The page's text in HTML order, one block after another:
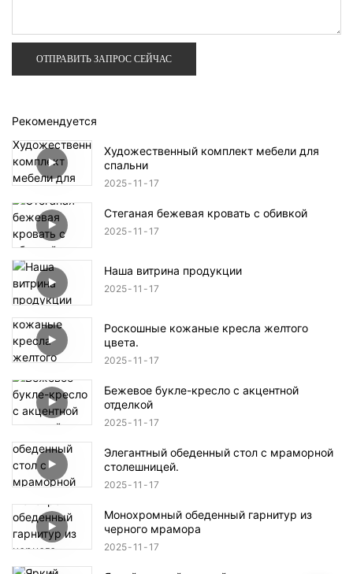
ОТПРАВИТЬ ЗАПРОС СЕЙЧАС
Рекомендуется
Художественный комплект мебели для
спальни
2025 11 17
Стеганая бежевая кровать с обивкой
2025 11 17
Наша витрина продукции
2025 11 17
Роскошные кожаные кресла желтого
цвета.
2025 11 17
Бежевое букле-кресло с акцентной
отделкой
2025 11 17
Элегантный обеденный стол с мраморной
столешницей.
2025 11 17
Монохромный обеденный гарнитур из
черного мрамора
2025 11 17